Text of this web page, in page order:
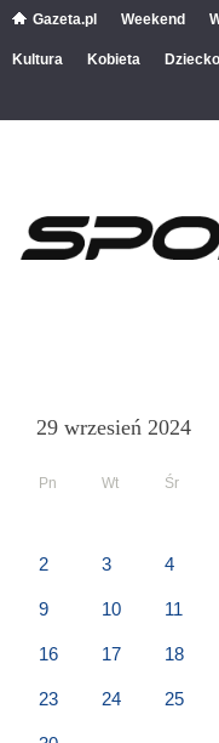
Gazeta.pl Weekend
Kultura Kobieta Dziecko
29 wrzesień 2024
Pn Wt Śr
2 3 4
9 10 11
16 17 18
23 24 25